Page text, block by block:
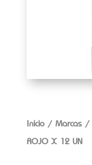
Inicio/ Marcas/
ROJO X 12 UN